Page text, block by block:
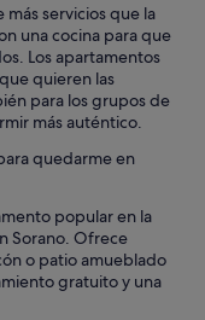
servicios que la
una cocina para que
Los apartamentos
quieren las
para los grupos de
más auténtico.
quedarme en
popular en la
Sorano. Ofrece
o patio amueblado
gratuito y una